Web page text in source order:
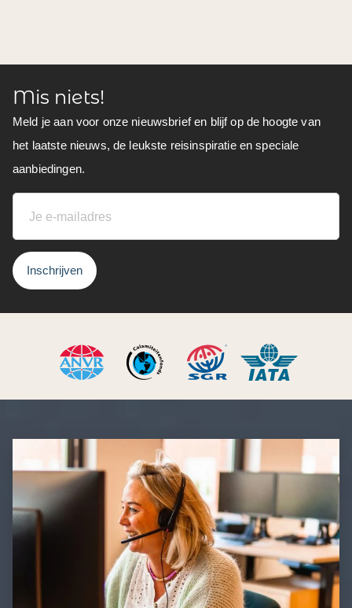
Mis niets!
Meld je aan voor onze nieuwsbrief en blijf op de hoogte van
het laatste nieuws, de leukste reisinspiratie en speciale
aanbiedingen.
Inschrijven